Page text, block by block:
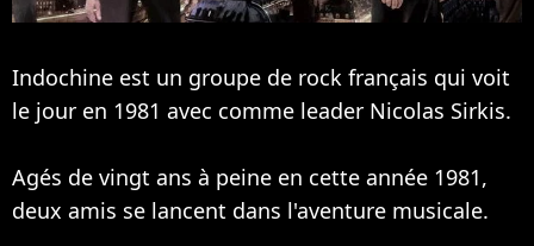
Indochine est un groupe de rock français qui voit
le jour en 1981 avec comme leader Nicolas Sirkis.
Agés de vingt ans à peine en cette année 1981,
deux amis se lancent dans l'aventure musicale.